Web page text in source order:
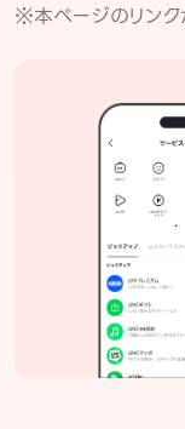
※本ページのリン